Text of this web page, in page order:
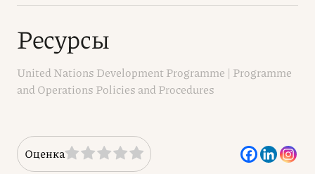
Ресурсы
United Nations Development Programme | Programme
and Operations Policies and Procedures
Оценка